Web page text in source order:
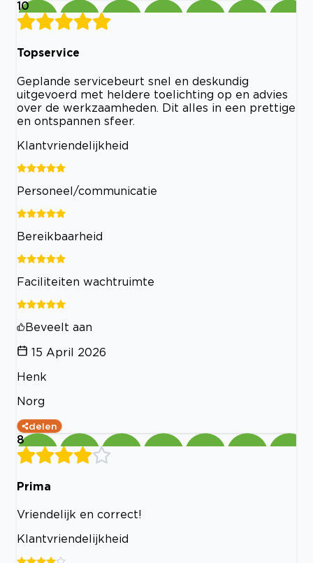
10
Topservice
Geplande servicebeurt snel en deskundig
uitgevoerd met heldere toelichting op en advies
over de werkzaamheden. Dit alles in een prettige
en ontspannen sfeer.
Klantvriendelijkheid
Personeel/communicatie
Bereikbaarheid
Faciliteiten wachtruimte
Beveelt aan
15 April 2026
Henk
Norg
delen
8
Prima
Vriendelijk en correct!
Klantvriendelijkheid